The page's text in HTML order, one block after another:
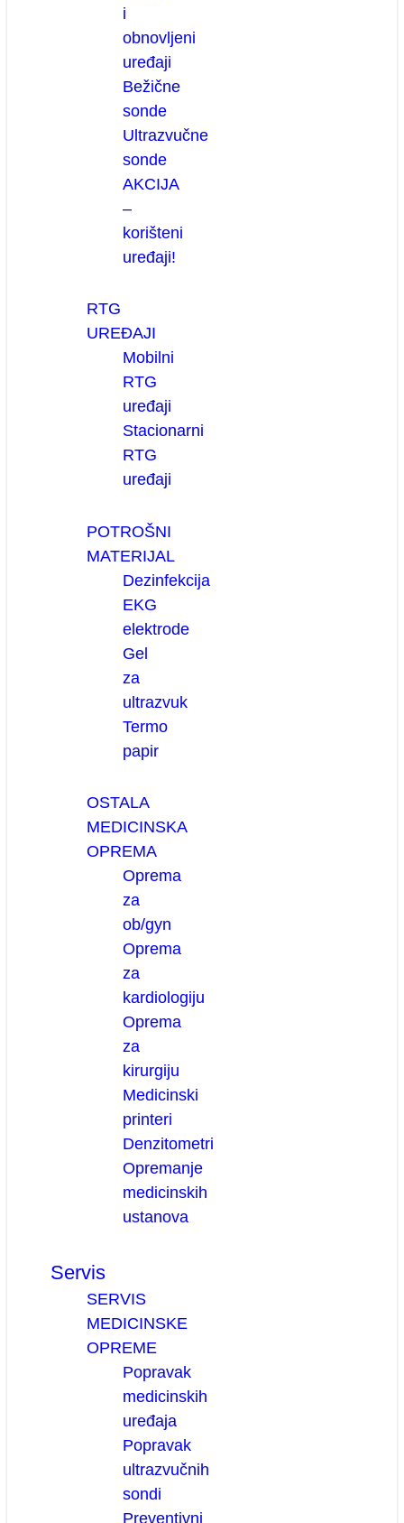
i
obnovljeni
uređaji
Bežične
sonde
Ultrazvučne
sonde
AKCIJA
–
korišteni
uređaji!
RTG
UREĐAJI
Mobilni
RTG
uređaji
Stacionarni
RTG
uređaji
POTROŠNI
MATERIJAL
Dezinfekcija
EKG
elektrode
Gel
za
ultrazvuk
Termo
papir
OSTALA
MEDICINSKA
OPREMA
Oprema
za
ob/gyn
Oprema
za
kardiologiju
Oprema
za
kirurgiju
Medicinski
printeri
Denzitometri
Opremanje
medicinskih
ustanova
Servis
SERVIS
MEDICINSKE
OPREME
Popravak
medicinskih
uređaja
Popravak
ultrazvučnih
sondi
Preventivni